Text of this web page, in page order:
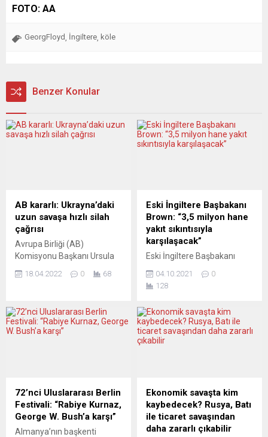
FOTO: AA
GeorgFloyd İngiltere köle
Benzer Konular
AB kararlı: Ukrayna’daki
uzun savaşa hızlı silah
çağrısı
Avrupa Birliği (AB)
Komisyonu Başkanı Ursula
AB üyesi ülkelerin
bulundu. Alman politikacı,
savaşın yıllarca sürebileceği
Leyen, Bild gazetesine
verdiği röportajda,
Ukrayna’ya ağır silahların
verilmesinden...
18.04.2022 0 68
Eski İngiltere Başbakanı
Brown: “3,5 milyon hane
yakıt sıkıntısıyla
karşılaşacak”
Eski İngiltere Başbakanı
3,5 milyon hanenin yakıt
sıkıntısıyla karşı karşıya
bulundu. The Guardian
gazetesinde yayımlanan
habere göre, Brown, enerji
toplam 3,5 milyon hanenin
yakıt sıkıntısı riskiyle
karşılaşabileceğini kaydetti.
Brown, yoksul hanelerin
04.10.2021
0
128
72’nci Uluslararası Berlin
Festivali: “Rabiye Kurnaz,
George W. Bush’a karşı”
Almanya’nın başkenti
Ekonomik savaşta kim
kaybedecek? Rusya, Batı
ile ticaret savaşından
daha zararlı çıkabilir